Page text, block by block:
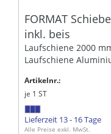
FORMAT
inkl. beis
Laufschiene 2000
Laufschiene
Artikelnr.:
je 1 ST
Lieferzeit 13 - 16 Tage
Alle Preise exkl. MwSt.